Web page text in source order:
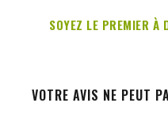
SOYEZ LE PREMIER À
VOTRE AVIS NE PEUT